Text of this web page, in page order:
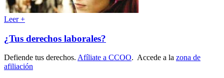
Leer +
¿Tus derechos laborales?
Defiende tus derechos. Afíliate a CCOO. Accede a la zona de
afiliación